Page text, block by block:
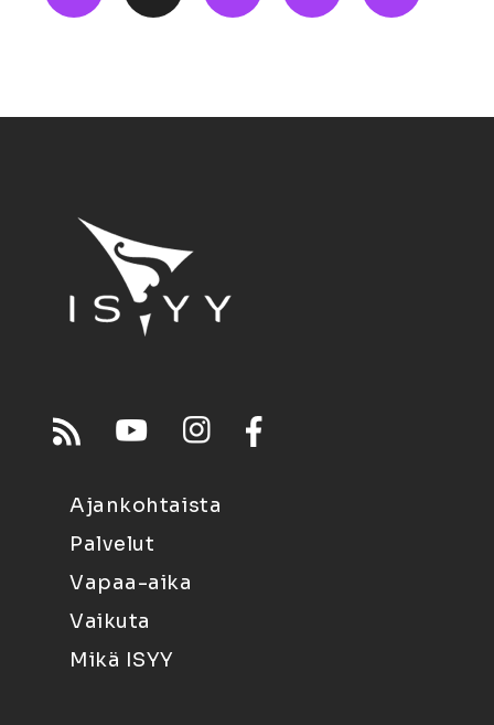
Ajankohtaista
Palvelut
Vapaa-aika
Vaikuta
Mikä ISYY